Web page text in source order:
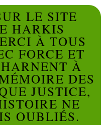
LE SITE
HARKIS
À TOUS
FORCE ET
À
DES
JUSTICE,
NE
OUBLIÉS.